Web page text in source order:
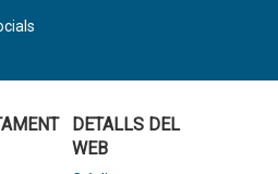
DETALLS DEL
WEB